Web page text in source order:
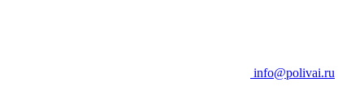
info@polivai.ru